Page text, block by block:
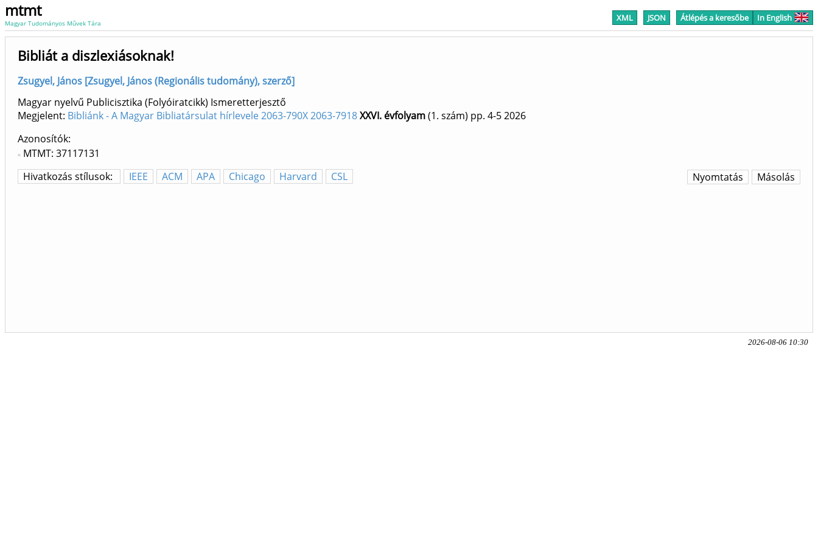
mtmt
Magyar Tudományos Művek Tára XML JSON Átlépés a keresőbe In English
Bibliát a diszlexiásoknak!
Zsugyel, János [Zsugyel, János (Regionális tudomány), szerző]
Magyar nyelvű Publicisztika (Folyóiratcikk) Ismeretterjesztő
Megjelent: Bibliánk - A Magyar Bibliatársulat hírlevele 2063-790X 2063-7918XXVI. évfolyam(1. szám) pp. 4-52026
Azonosítók
MTMT: 37117131
Hivatkozás stílusok:
IEEE ACM APA Chicago Harvard CSL Másolás
Nyomtatás
2026-08-06 10:30